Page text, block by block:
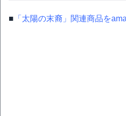
■ 「太陽の末裔」関連商品を